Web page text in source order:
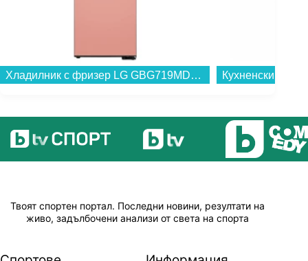
Хладилник с фризер LG GBG719MDNN*** , 352 l, D , No Frost...
Твоят спортен портал. Последни новини, резултати на
живо, задълбочени анализи от света на спорта